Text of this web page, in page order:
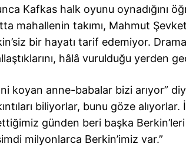
Kafkas halk oyunu oynadığını
mahallenin takımı, Mahmut
bir hayatı tarif edemiyor.
hâlâ vurulduğu yerden
koyan anne-babalar bizi arıyor”
biliyorlar, bunu göze
günden beri başka
milyonlarca Berkin’imiz var.”